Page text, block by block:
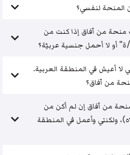
لنفسي؟
من آفاق إذا كنت من
أو لا أحمل جنسية عربيّة؟
لا أعيش في المنطقة العربية.
من آفاق؟
من آفاق إن لم أكن من
ولكنني وأعمل في المنطقة